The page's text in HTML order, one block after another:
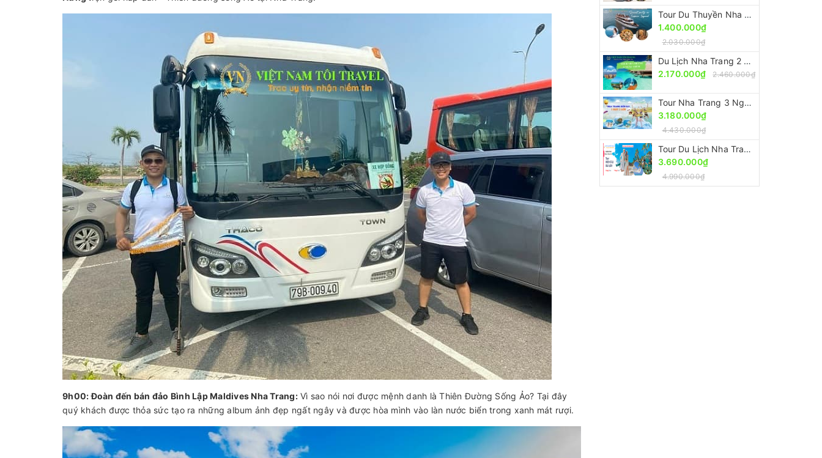
9h00: Đoàn đến bán đảo Bình Lập Maldives Nha Trang:Vì sao nói nơi được mệnh danh là Thiên Đường Sống Ảo? Tại đây
quý khách được thỏa sức tạo ra những album ảnh đẹp ngất ngây và được hòa mình vào làn nước biển trong xanh mát rượi.
Tour Du Thuyền Nha Trang Ngắm Hoàng Hôn [Sang Trọng - Đẳng Cấp Nhưng Giá Rẻ]
1.400.000₫
2.030.000₫
Du Lịch Nha Trang 2 Ngày 1 Đêm [Trọn Gói - Ưu Đãi 30%]
2.170.000₫
2.460.000₫
Tour Nha Trang 3 Ngày 2 Đêm [Trọn Gói - Tiết Kiệm 30%]
3.180.000₫
4.430.000₫
Tour Du Lịch Nha Trang 4 Ngày 3 Đêm [Ưu Đãi 30% - Trọn Gói]
3.690.000₫
4.990.000₫